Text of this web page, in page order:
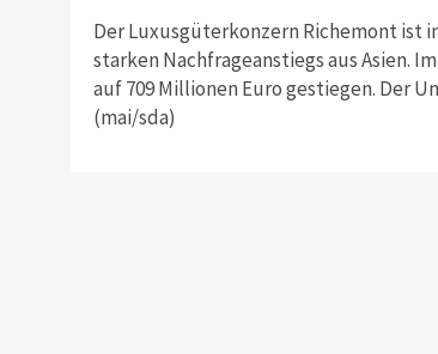
Der Luxusgüterkonzern Richemont ist
starken Nachfrageanstiegs aus Asien.
auf 709 Millionen Euro gestiegen. Der
(mai/sda)